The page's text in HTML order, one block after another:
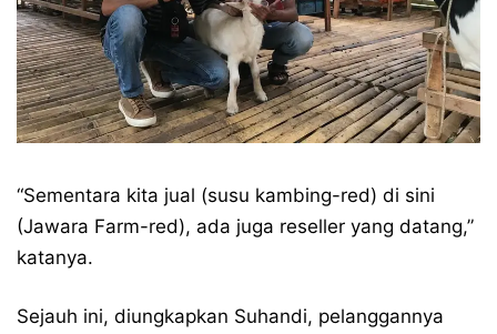
“Sementara kita jual (susu kambing-red) di sini
(Jawara Farm-red), ada juga reseller yang datang,”
katanya.
Sejauh ini, diungkapkan Suhandi, pelanggannya